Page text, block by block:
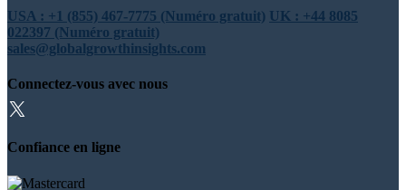
USA : +1 (855) 467-7775 (Numéro gratuit) UK : +44 8085
022397 (Numéro gratuit)
sales@globalgrowthinsights.com
Connectez-vous avec nous
Confiance en ligne